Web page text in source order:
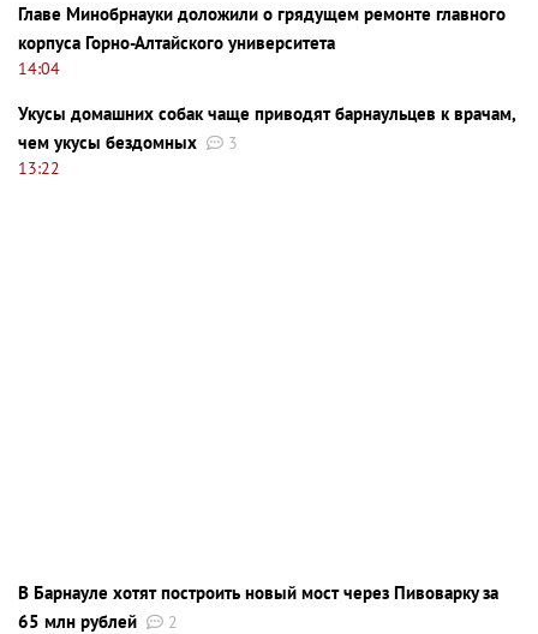
Главе Минобрнауки доложили о грядущем ремонте главного
корпуса Горно-Алтайского университета
14:04
Укусы домашних собак чаще приводят барнаульцев к врачам,
чем укусы бездомных
3
13:22
В Барнауле хотят построить новый мост через Пивоварку за
65 млн рублей
2